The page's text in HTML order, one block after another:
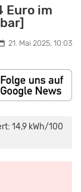
Euro im
21. Mai 2025, 10:03
14,9 kWh/100